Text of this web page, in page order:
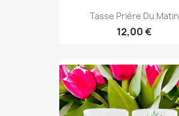
Tasse Prière Du Matin
12,00 €